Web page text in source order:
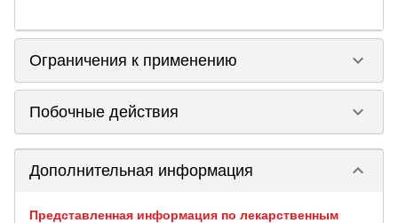
Ограничения к применению keyboard_arrow_down
Побочные действия keyboard_arrow_down
Дополнительная информация keyboard_arrow_down
Представленная информация по лекарственным